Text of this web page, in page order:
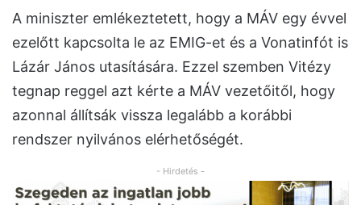
A miniszter emlékeztetett, hogy a MÁV egy évvel
ezelőtt kapcsolta le az EMIG-et és a Vonatinfót is
Lázár János utasítására. Ezzel szemben Vitézy
tegnap reggel azt kérte a MÁV vezetőitől, hogy
azonnal állítsák vissza legalább a korábbi
rendszer nyilvános elérhetőségét.
- Hirdetés -